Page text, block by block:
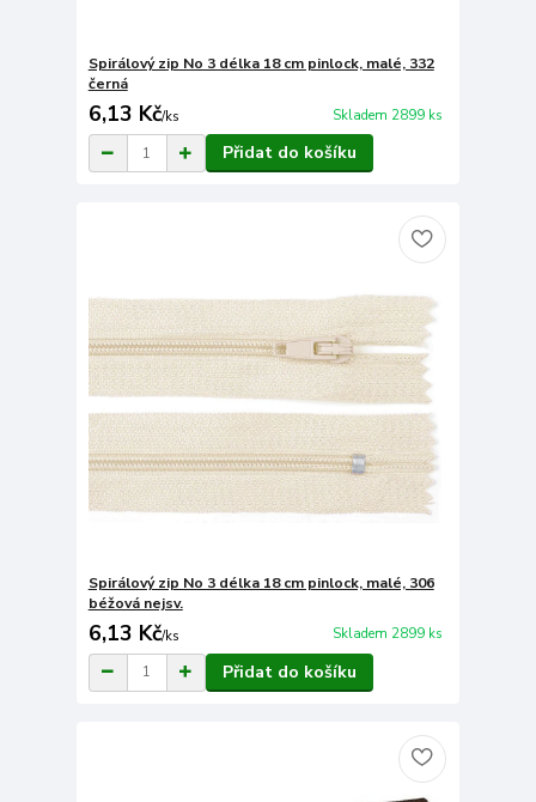
Spirálový zip No 3 délka 18 cm pinlock, malé, 332
černá
6,13 Kč/ks Skladem 2899 ks
Přidat do košíku
Spirálový zip No 3 délka 18 cm pinlock, malé, 306
béžová nejsv.
6,13 Kč/ks Skladem 2899 ks
Přidat do košíku